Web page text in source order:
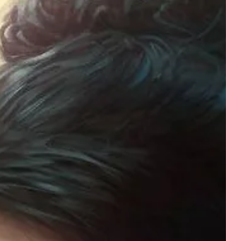
ChatGPT，但卻不可不知它的強大應用。O...